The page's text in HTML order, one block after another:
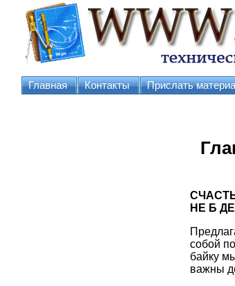
Главная Контакты Прислать
НЕ Б
собой
байку
важны